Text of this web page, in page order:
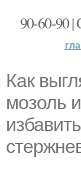
90-60-
Как
мозоль